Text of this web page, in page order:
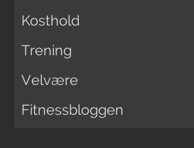
Kosthold
Trening
Velvære
Fitnessbloggen